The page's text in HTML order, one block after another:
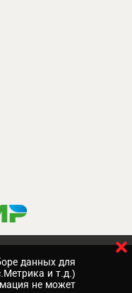
данных для
и т.д.)
не может